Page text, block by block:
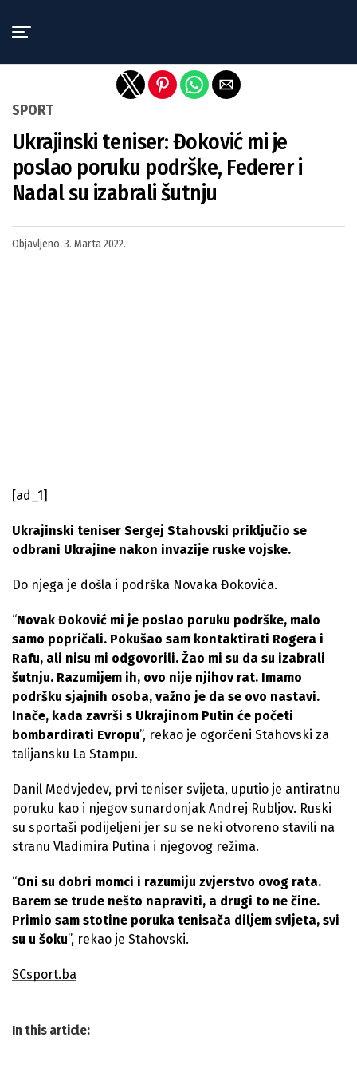
SPORT
Ukrajinski teniser: Đoković mi je
poslao poruku podrške, Federer i
Nadal su izabrali šutnju
Objavljeno 3. Marta 2022.
[ad_1]
Ukrajinski teniser Sergej Stahovski priključio se
odbrani Ukrajine nakon invazije ruske vojske.
Do njega je došla i podrška Novaka Đokovića.
“Novak Đoković mi je poslao poruku podrške, malo
samo popričali. Pokušao sam kontaktirati Rogera i
Rafu, ali nisu mi odgovorili. Žao mi su da su izabrali
šutnju. Razumijem ih, ovo nije njihov rat. Imamo
podršku sjajnih osoba, važno je da se ovo nastavi.
Inače, kada završi s Ukrajinom Putin će početi
bombardirati Evropu”, rekao je ogorčeni Stahovski za
talijansku La Stampu.
Danil Medvjedev, prvi teniser svijeta, uputio je antiratnu
poruku kao i njegov sunardonjak Andrej Rubljov. Ruski
su sportaši podijeljeni jer su se neki otvoreno stavili na
stranu Vladimira Putina i njegovog režima.
“Oni su dobri momci i razumiju zvjerstvo ovog rata.
Barem se trude nešto napraviti, a drugi to ne čine.
Primio sam stotine poruka tenisača diljem svijeta, svi
su u šoku”, rekao je Stahovski.
SCsport.ba
In this article: